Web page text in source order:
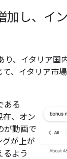
加し、イ
り、イタリア
、イタリア市
ある
在、オン
が動画で
グが上が
るよう